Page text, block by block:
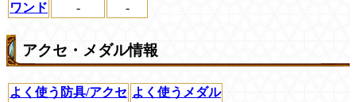
ワンド
- -
アクセ・メダル情報
よく使う防具/アクセ よく使うメダル